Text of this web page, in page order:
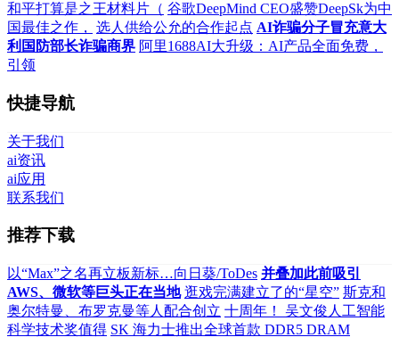
和平打算是之王材料片（ 谷歌DeepMind CEO盛赞DeepSk为中
国最佳之作，
选人供给公允的合作起点 AI诈骗分子冒充意大
利国防部长诈骗商界 阿里1688AI大升级：AI产品全面免费，
引领
快捷导航
关于我们
ai资讯
ai应用
联系我们
推荐下载
以“Max”之名再立板新标…向日葵/ToDes 并叠加此前吸引
AWS、微软等巨头正在当地 逛戏完满建立了的“星空” 斯克和
奥尔特曼、布罗克曼等人配合创立 十周年！ 吴文俊人工智能
科学技术奖值得 SK 海力士推出全球首款 DDR5 DRAM